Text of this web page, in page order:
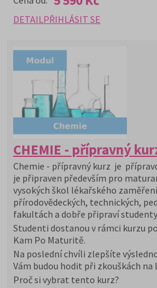
DETAILPŘIHLÁSIT SE
CHEMIE - přípravný
Chemie - přípravný kurz je
je připraven především pro
vysokých škol lékařského
přírodovědeckých, technických,
fakultách a dobře připraví
Studenti dostanou v rámci kurzu
Kam Po Maturitě.
Na poslední chvíli zlepšíte
Vám budou hodit při zkouškách na
Proč si vybrat tento kurz?